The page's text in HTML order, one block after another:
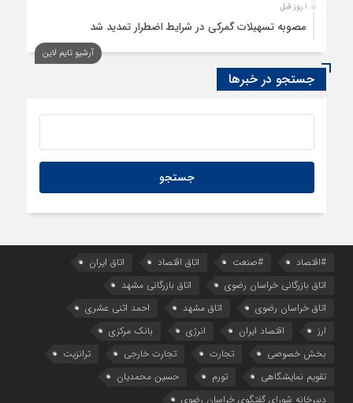
1 روز قبل
مصوبه تسهیلات گمرکی در شرایط اضطرار تمدید شد
آرشیو تایم لاین
جستجو در خبرها
#اقتصاد #صنعت اتاق اقتصاد
اتاق ایران
اتاق بازرگانی خراسان رضوی
اتاق بازرگانی مشهد
اتاق خراسان رضوی
اتاق مشهد
احمد اثنی عشری
ارز
اقتصاد ایران انرژی
بانک مرکزی
بخش خصوصی
تجارت تجارت خارجی
ترانزیت
تقویم نمایشگاهی
تورم
حسین محمدیان
دبیرخانه شورای گفتگوی خراسان رضوی